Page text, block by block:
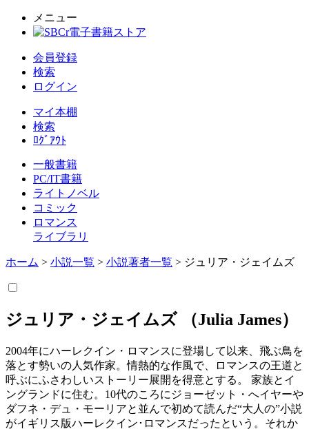
メニュー
会員登録
検索
ログイン
マイ本棚
検索
ﾛｸﾞｱｳﾄ
一般書籍
PC/IT書籍
ライトノベル
コミック
ロマンス
ライブラリ
ホーム > 小説一覧 > 小説著者一覧 > ジュリア・ジェイムズ
ジュリア・ジェイムズ（Julia James）
2004年にハーレクイン・ロマンスに登場して以来、飛ぶ鳥を
落とす勢いの人気作家。情熱的な作風で、ロマンスの王道と
呼ぶにふさわしいストーリー展開を得意とする。 家族とイ
ングランドに住む。10代のころにジョーゼット・へイヤーや
ダフネ・デュ・モーリアと並んで初めて読んだ“大人の”小説
がイギリス版ハーレクイン･ロマンスだったという。それか